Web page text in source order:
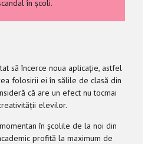
în școli.
să încerce noua aplicație, astfel
folosirii ei în sălile de clasă din
că are un efect nu tocmai
elevilor.
în școlile de la noi din
profită la maximum de